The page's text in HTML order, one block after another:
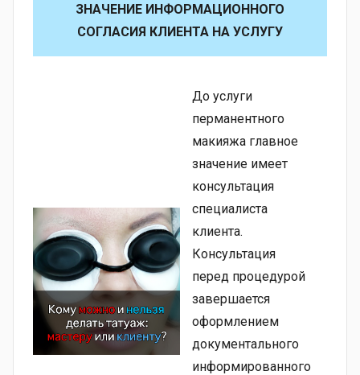
ЗНАЧЕНИЕ ИНФОРМАЦИОННОГО
СОГЛАСИЯ КЛИЕНТА НА УСЛУГУ
До услуги
перманентного
макияжа главное
значение имеет
консультация
специалиста
клиента.
Консультация
перед процедурой
завершается
оформлением
документального
информированного